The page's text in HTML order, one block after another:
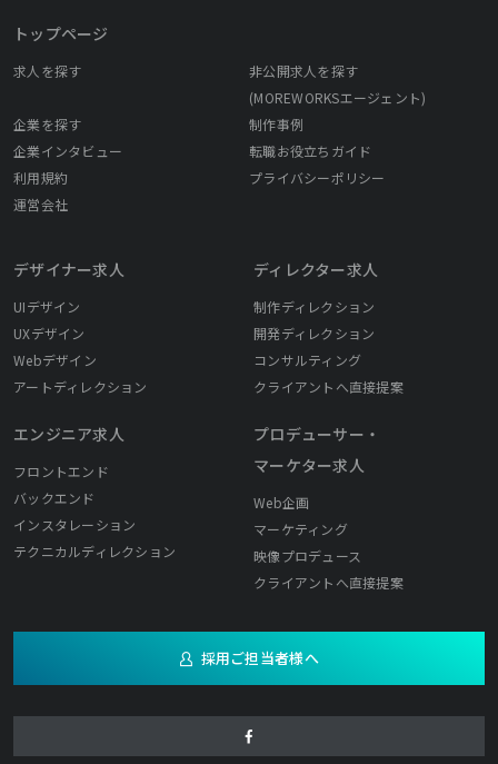
トップページ
求人を探す
非公開求人を探す
(MOREWORKSエージェント)
企業を探す
制作事例
企業インタビュー
転職お役立ちガイド
利用規約
プライバシーポリシー
運営会社
デザイナー求人
UIデザイン
UXデザイン
Webデザイン
アートディレクション
エンジニア求人
フロントエンド
バックエンド
インスタレーション
テクニカルディレクション
ディレクター求人
制作ディレクション
開発ディレクション
コンサルティング
クライアントへ直接提案
プロデューサー・
マーケター求人
Web企画
マーケティング
映像プロデュース
クライアントへ直接提案
採用ご担当者様へ